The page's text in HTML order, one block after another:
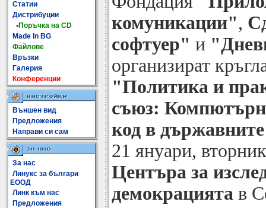
Статии
Дистрибуции
•Поръчка на CD
Made In BG
Файлове
Връзки
Галерия
Конференции
Външен вид
Предложения
Направи си сам
За нас
Линукс за българи
ЕООД
Линк към нас
Предложения
комуникации",
софтуер" и
организират
"Политика и
съюз:
код в
21 януари,
Центъра за
демокрацията в